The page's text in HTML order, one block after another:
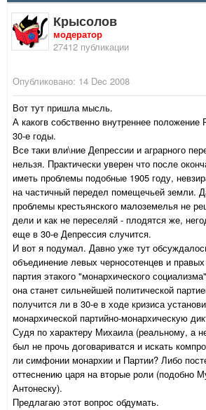
Крысолов
модератор
27412 публикации
Опубликовано: 14 Dec 2008
Вот тут пришла мысль.
А какогв собственно внутреннее
30-е годы.
Все таки вли\ние Депрессии и аграрного
нельзя. Практически уверен что после
иметь проблемы подобные 1905 году,
на частичный передел помещечьей земли.
проблемы крестьянского малоземелья не
дели и как не переселяй - плодятся же,
еще в 30-е Депрессия случится.
И вот я подумал. Давно уже тут
объединение левых черносотенцев и
партия этакого "монархического
она станет сильнейшей политической
получится ли в 30-е в ходе кризиса
монархической партийно-монархическую
Судя по характеру Михаила (реальному, а
был не прочь договариватся и искать
ли симфонии монархии и Партии? Либо
оттеснению царя на вторые роли (подобно
Антонеску).
Предлагаю этот вопрос обдумать.